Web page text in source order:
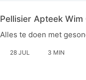
Pellisier Apteek
Alles te doen met
28 JUL 3 MIN